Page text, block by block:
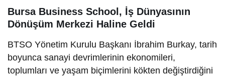
Bursa Business School, İş Dünyasının
Dönüşüm Merkezi Haline Geldi
BTSO Yönetim Kurulu Başkanı İbrahim Burkay, tarih
boyunca sanayi devrimlerinin ekonomileri,
toplumları ve yaşam biçimlerini kökten değiştirdiğini